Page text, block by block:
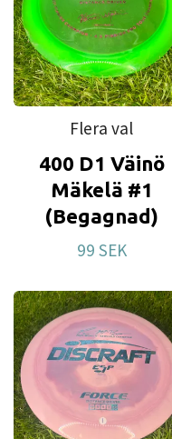
Flera val
400 D1 Väinö
Mäkelä #1
(Begagnad)
99 SEK